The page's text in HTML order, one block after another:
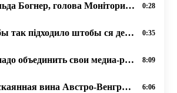
Матільда Богнер, голова Моніторингової місії ООН з прав людини в України 17 09 2019 0:28
Нам бы так підходило штобы ся держава збереглася, ми в ній тулько много надій поклали 0:35
Нам надо объединить свои медиа-ресурсы, 25.06.2020 8:09
Нераскаянная вина Австро-Венгрии перед русинами (1914-1918) 6:06